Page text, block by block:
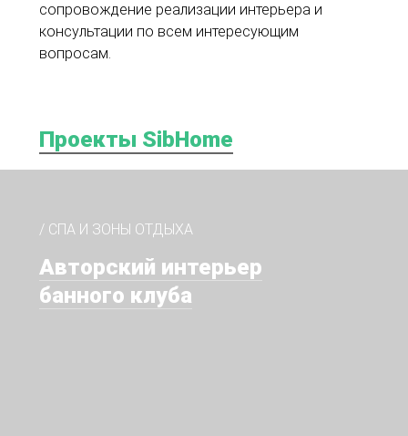
сопровождение реализации интерьера и
консультации по всем интересующим
вопросам.
Проекты SibHome
/ СПА И ЗОНЫ ОТДЫХА
Авторский интерьер
банного клуба